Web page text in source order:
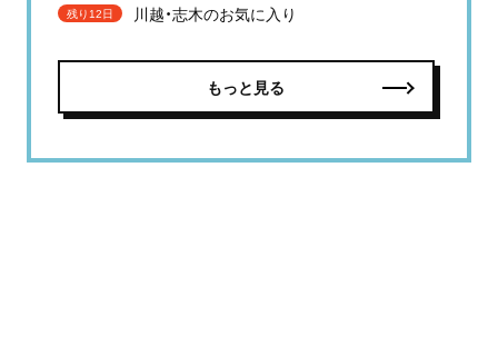
残り12日 川越・志木のお気に入り
もっと見る